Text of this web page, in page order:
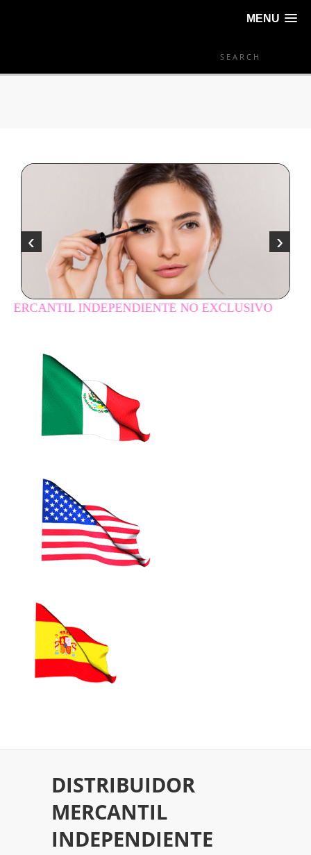
MENU
›
‹
NO EXCLUSIVO
DISTRIBUIDOR
MERCANTIL
INDEPENDIENTE